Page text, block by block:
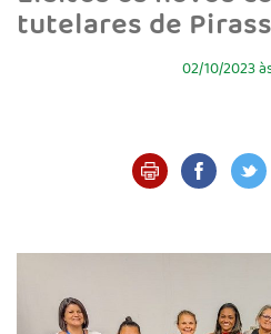
tutelares de
02/10/2023